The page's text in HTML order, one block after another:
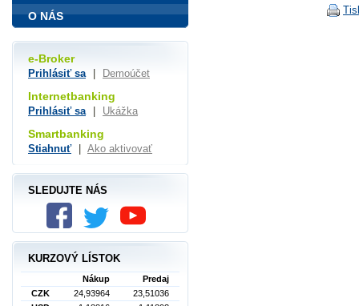
O NÁS
e-Broker
Prihlásiť sa Demoúčet
Internetbanking
Prihlásiť sa Ukážka
Smartbanking
Stiahnuť Ako aktivovať
SLEDUJTE NÁS
KURZOVÝ LÍSTOK
Nákup
Predaj
CZK
24,93964
23,51036